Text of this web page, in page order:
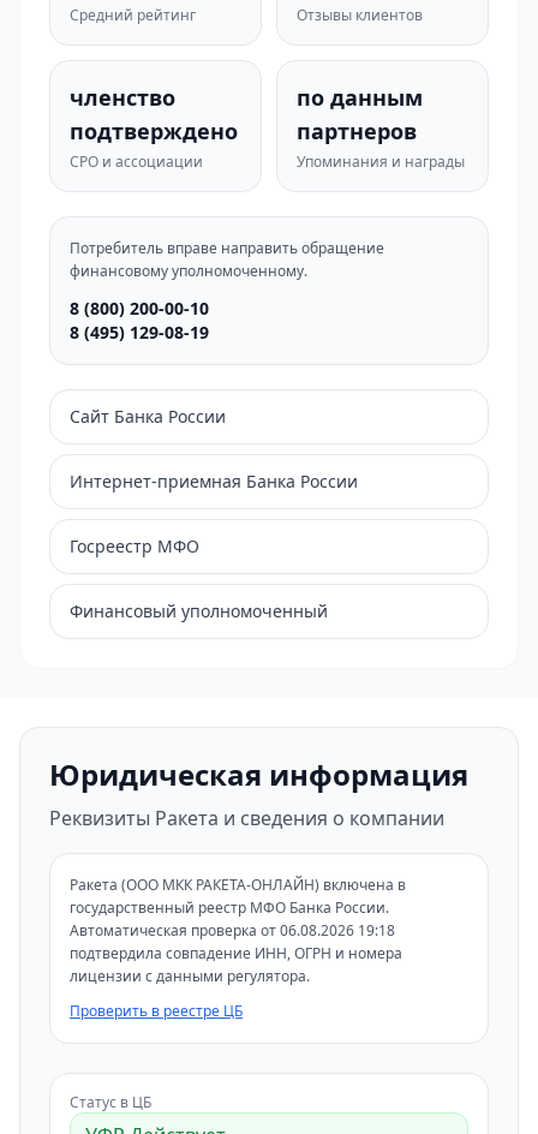
Средний рейтинг Отзывы клиентов
членство
подтверждено
СРО и ассоциации
по данным
партнеров
Упоминания и награды
Потребитель вправе направить обращение
финансовому уполномоченному.
8 (800) 200-00-10
8 (495) 129-08-19
Сайт Банка России
Интернет-приемная Банка России
Госреестр МФО
Финансовый уполномоченный
Юридическая информация
Реквизиты Ракета и сведения о компании
Ракета (ООО МКК РАКЕТА-ОНЛАЙН) включена в
государственный реестр МФО Банка России.
Автоматическая проверка от 06.08.2026 19:18
подтвердила совпадение ИНН, ОГРН и номера
лицензии с данными регулятора.
Проверить в реестре ЦБ
Статус в ЦБ